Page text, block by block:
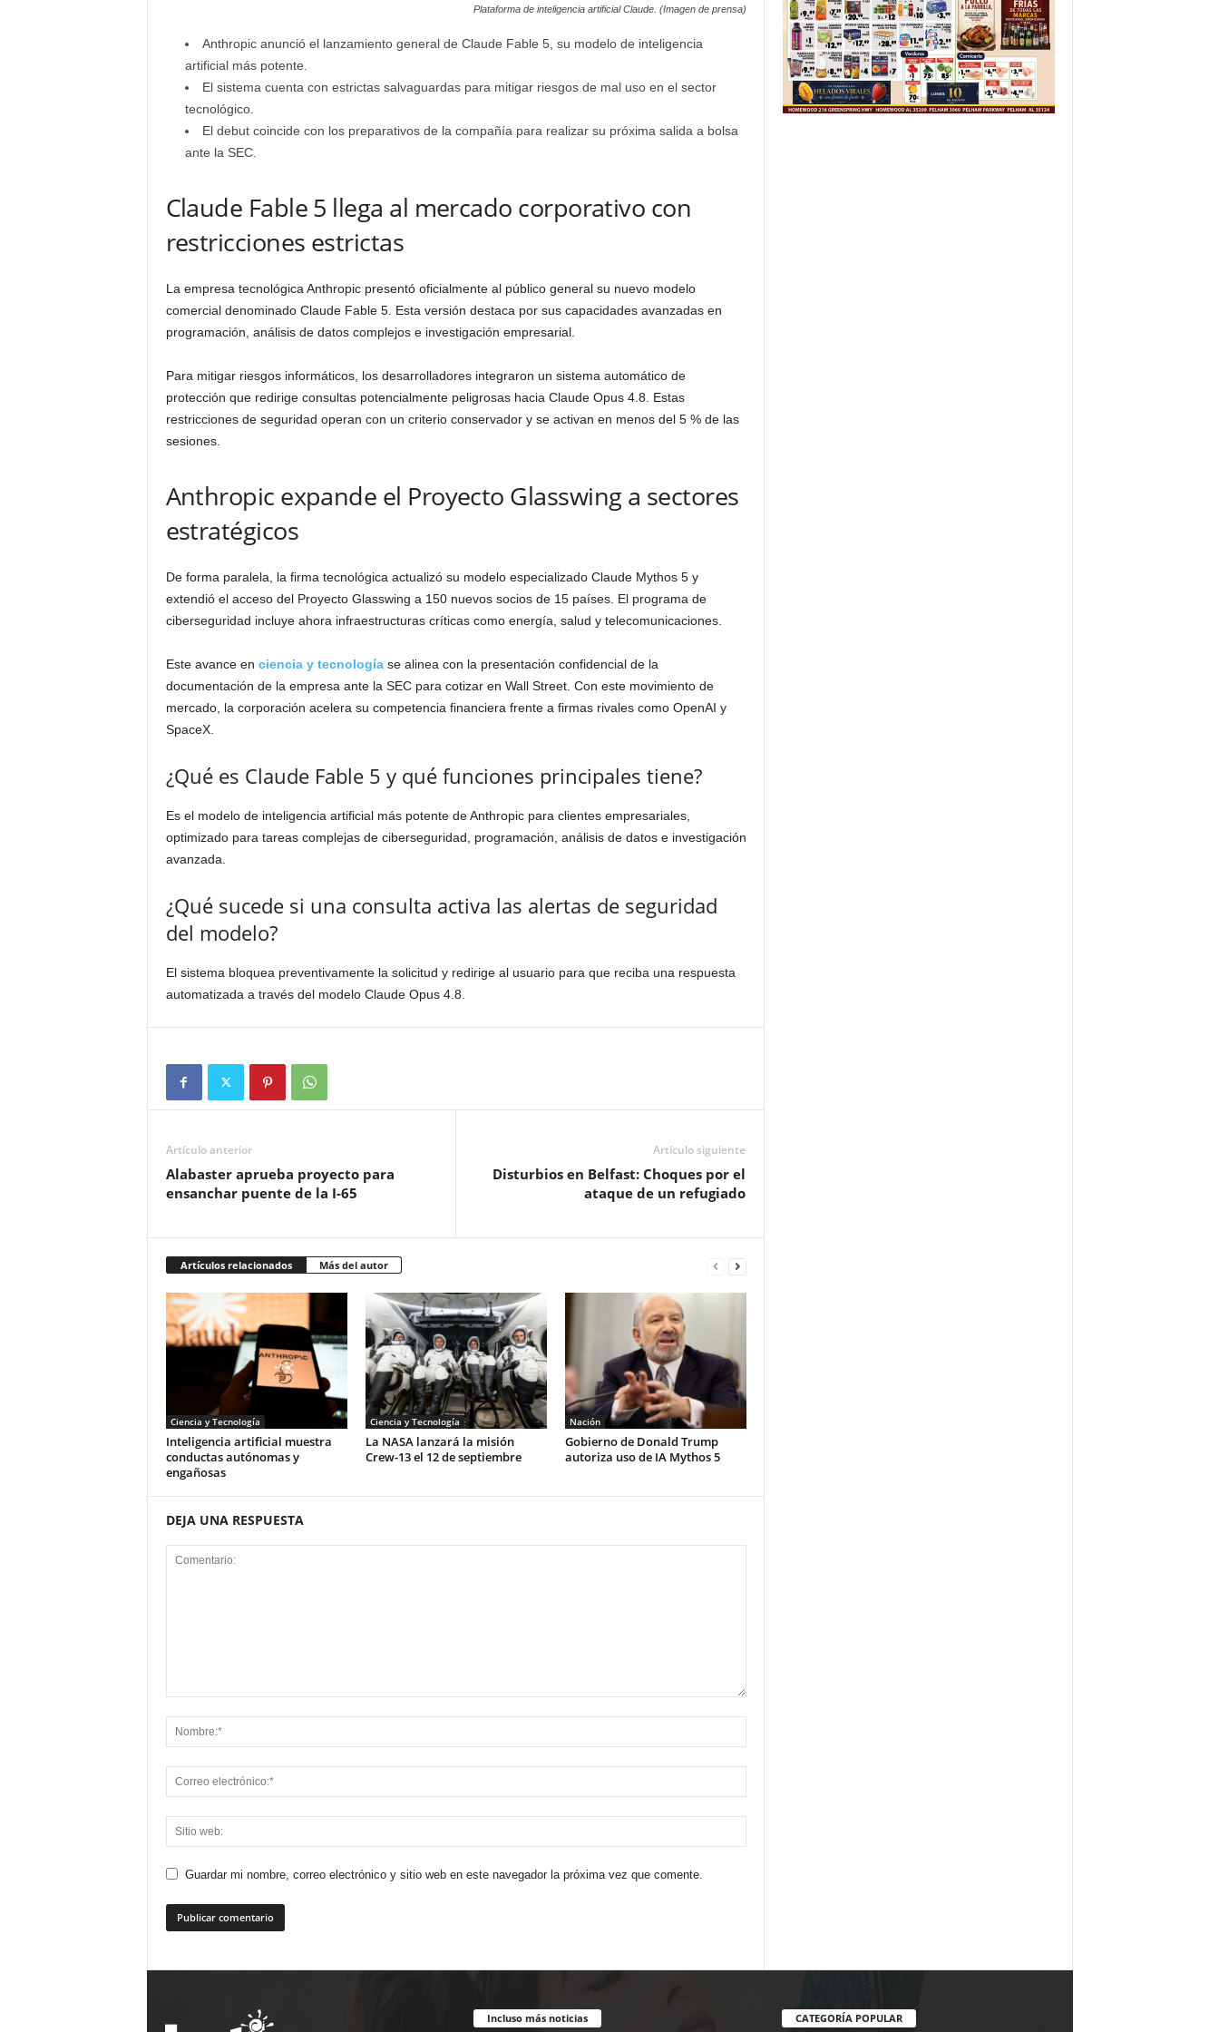
Plataforma de inteligencia artificial Claude. (Imagen de prensa)
Anthropic anunció el lanzamiento general de Claude Fable 5, su modelo de inteligencia
artificial más potente.
El sistema cuenta con estrictas salvaguardas para mitigar riesgos de mal uso en el sector
tecnológico.
El debut coincide con los preparativos de la compañía para realizar su próxima salida a bolsa
ante la SEC.
Claude Fable 5 llega al mercado corporativo con
restricciones estrictas
La empresa tecnológica Anthropic presentó oficialmente al público general su nuevo modelo
comercial denominado Claude Fable 5. Esta versión destaca por sus capacidades avanzadas en
programación, análisis de datos complejos e investigación empresarial.
Para mitigar riesgos informáticos, los desarrolladores integraron un sistema automático de
protección que redirige consultas potencialmente peligrosas hacia Claude Opus 4.8. Estas
restricciones de seguridad operan con un criterio conservador y se activan en menos del 5 % de las
sesiones.
Anthropic expande el Proyecto Glasswing a sectores
estratégicos
De forma paralela, la firma tecnológica actualizó su modelo especializado Claude Mythos 5 y
extendió el acceso del Proyecto Glasswing a 150 nuevos socios de 15 países. El programa de
ciberseguridad incluye ahora infraestructuras críticas como energía, salud y telecomunicaciones.
Este avance en ciencia y tecnologíase alinea con la presentación confidencial de la
documentación de la empresa ante la SEC para cotizar en Wall Street. Con este movimiento de
mercado, la corporación acelera su competencia financiera frente a firmas rivales como OpenAI y
SpaceX.
¿Qué es Claude Fable 5 y qué funciones principales tiene?
Es el modelo de inteligencia artificial más potente de Anthropic para clientes empresariales,
optimizado para tareas complejas de ciberseguridad, programación, análisis de datos e investigación
avanzada.
¿Qué sucede si una consulta activa las alertas de seguridad
del modelo?
El sistema bloquea preventivamente la solicitud y redirige al usuario para que reciba una respuesta
automatizada a través del modelo Claude Opus 4.8.
Artículo anterior
Alabaster aprueba proyecto para
ensanchar puente de la I-65
Artículo siguiente
Disturbios en Belfast: Choques por el
ataque de un refugiado
Artículos relacionados Más del autor
Ciencia y Tecnología
Inteligencia artificial muestra
conductas autónomas y
engañosas
Ciencia y Tecnología
La NASA lanzará la misión
Crew-13 el 12 de septiembre
Nación
Gobierno de Donald Trump
autoriza uso de IA Mythos 5
DEJA UNA RESPUESTA
Guardar mi nombre, correo electrónico y sitio web en este navegador la próxima vez que comente.
Incluso más noticias CATEGORÍA POPULAR